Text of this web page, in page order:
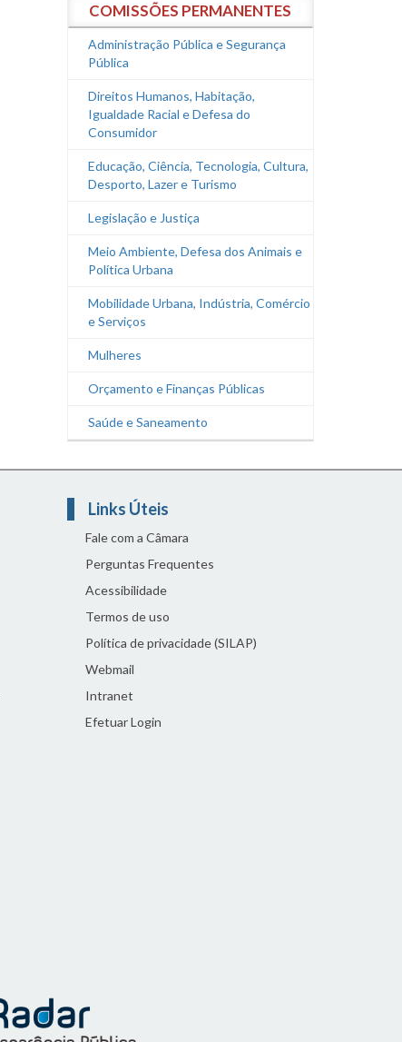
COMISSÕES PERMANENTES
Administração Pública e Segurança
Pública
Direitos Humanos, Habitação,
Igualdade Racial e Defesa do
Consumidor
Educação, Ciência, Tecnologia, Cultura,
Desporto, Lazer e Turismo
Legislação e Justiça
Meio Ambiente, Defesa dos Animais e
Política Urbana
Mobilidade Urbana, Indústria, Comércio
e Serviços
Mulheres
Orçamento e Finanças Públicas
Saúde e Saneamento
Links Úteis
Fale com a Câmara
Perguntas Frequentes
Acessibilidade
Termos de uso
Política de privacidade (SILAP)
Webmail
Intranet
Efetuar Login